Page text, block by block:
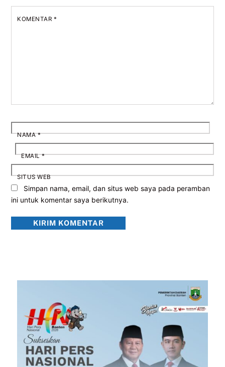
KOMENTAR *
NAMA*
EMAIL*
SITUS WEB
Simpan nama, email, dan situs web saya pada peramban
ini untuk komentar saya berikutnya.